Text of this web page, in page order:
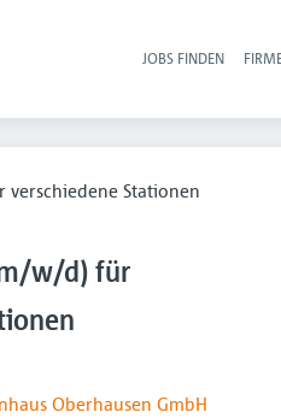
JOBS FINDEN
Stationen
w/d) für
Oberhausen GmbH